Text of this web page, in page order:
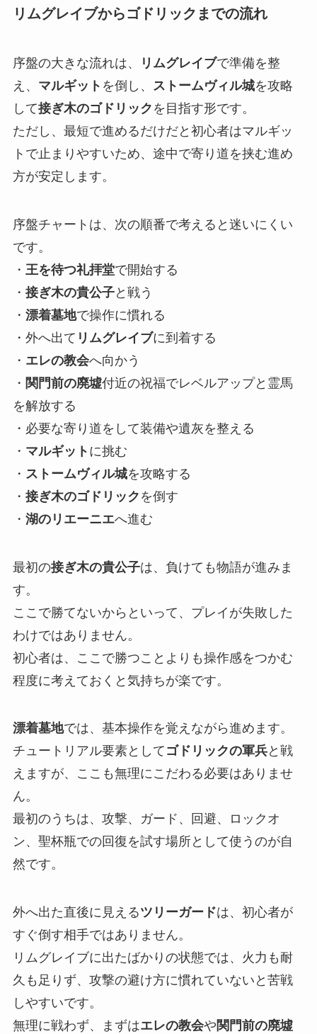
リムグレイブからゴドリックまでの流れ
序盤の大きな流れは、 リムグレイブで準備を整
え、 マルギット を倒し、 ストームヴィル城を攻略
して接ぎ木のゴドリック を目指す形です。
ただし、最短で進めるだけだと初心者はマルギッ
トで止まりやすいため、途中で寄り道を挟む進め
方が安定します。
序盤チャートは、次の順番で考えると迷いにくい
です。
・ 王を待つ礼拝堂で開始する
・ 接ぎ木の貴公子と戦う
・ 漂着墓地で操作に慣れる
・外へ出て リムグレイブに到着する
・ エレの教会へ向かう
・ 関門前の廃墟付近の祝福でレベルアップと霊馬
を解放する
・必要な寄り道をして装備や遺灰を整える
・ マルギット に挑む
・ ストームヴィル城を攻略する
・ 接ぎ木のゴドリック を倒す
・ 湖のリエーニエへ進む
最初の接ぎ木の貴公子は、負けても物語が進みま
す。
ここで勝てないからといって、プレイが失敗した
わけではありません。
初心者は、ここで勝つことよりも操作感をつかむ
程度に考えておくと気持ちが楽です。
漂着墓地では、基本操作を覚えながら進めます。
チュートリアル要素として ゴドリックの軍兵と戦
えますが、ここも無理にこだわる必要はありませ
ん。
最初のうちは、攻撃、ガード、回避、ロックオ
ン、聖杯瓶での回復を試す場所として使うのが自
然です。
外へ出た直後に見えるツリーガードは、初心者が
すぐ倒す相手ではありません。
リムグレイブに出たばかりの状態では、火力も耐
久も足りず、攻撃の避け方に慣れていないと苦戦
しやすいです。
無理に戦わず、まずはエレの教会や関門前の廃墟